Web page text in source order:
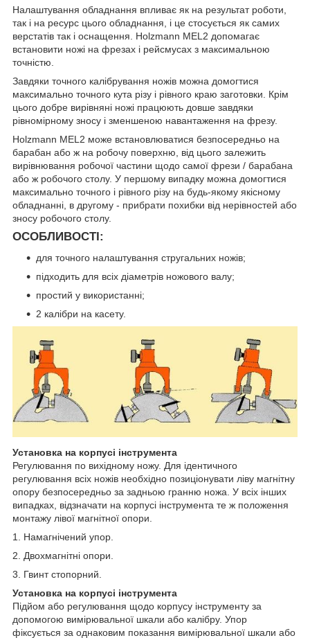
Налаштування обладнання впливає як на результат роботи,
так і на ресурс цього обладнання, і це стосується як самих
верстатів так і оснащення. Holzmann MEL2 допомагає
встановити ножі на фрезах і рейсмусах з максимальною
точністю.
Завдяки точного калібрування ножів можна домогтися
максимально точного кута різу і рівного краю заготовки. Крім
цього добре вирівняні ножі працюють довше завдяки
рівномірному зносу і зменшеною навантаження на фрезу.
Holzmann MEL2 може встановлюватися безпосередньо на
барабан або ж на робочу поверхню, від цього залежить
вирівнювання робочої частини щодо самої фрези / барабана
або ж робочого столу. У першому випадку можна домогтися
максимально точного і рівного різу на будь-якому якісному
обладнанні, в другому - прибрати похибки від нерівностей або
зносу робочого столу.
ОСОБЛИВОСТІ:
для точного налаштування стругальних ножів;
підходить для всіх діаметрів ножового валу;
простий у використанні;
2 калібри на касету.
Установка на корпусі інструмента
Регулювання по вихідному ножу. Для ідентичного
регулювання всіх ножів необхідно позиціонувати ліву магнітну
опору безпосередньо за задньою гранню ножа. У всіх інших
випадках, відзначати на корпусі інструмента те ж положення
монтажу лівої магнітної опори.
1. Намагнічений упор.
2. Двохмагнітні опори.
3. Гвинт стопорний.
Установка на корпусі інструмента
Підйом або регулювання щодо корпусу інструменту за
допомогою вимірювальної шкали або калібру. Упор
фіксується за однаковим показання вимірювальної шкали або